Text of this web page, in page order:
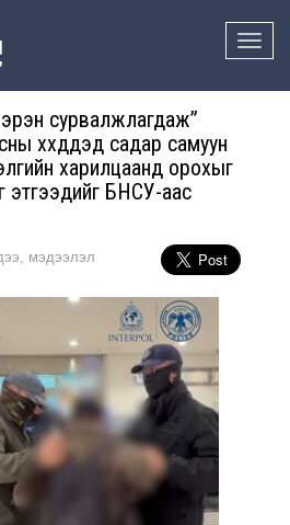
Toggle
сурвалжлагдаж”
хүүхдүүдэд садар самуун
харилцаанд орохыг
этгээдийг БНСУ-аас
мэдээлэл